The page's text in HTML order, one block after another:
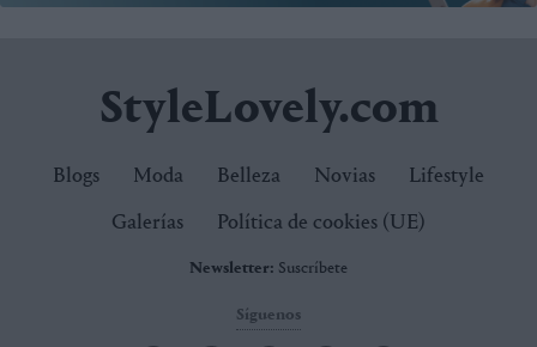
StyleLovely.com
Blogs Moda Belleza Novias Lifestyle
Galerías Política de cookies (UE)
Newsletter: Suscríbete
Síguenos